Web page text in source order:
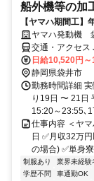
船外機等の加
【ヤマハ期間工】
ヤマハ発動機
交通・アクセス
日給10,520円
静岡県袋井市
勤務時間詳細
り19日 〜 21
15:20～23:55､
仕事内容 ＜ヤ
日 ✅月収32万
の場合) ✅単身
制服あり 業界未経験
学歴不問
車通勤OK